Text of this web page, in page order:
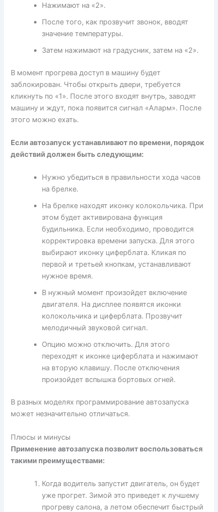
Нажимают на «2».
После того, как прозвучит звонок, вводят
значение температуры.
Затем нажимают на градусник, затем на «2».
В момент прогрева доступ в машину будет
заблокирован. Чтобы открыть двери, требуется
кликнуть по «1». После этого входят внутрь, заводят
машину и ждут, пока появится сигнал «Аларм». После
этого можно ехать.
Если автозапуск устанавливают по времени, порядок
действий должен быть следующим:
Нужно убедиться в правильности хода часов
на брелке.
На брелке находят иконку колокольчика. При
этом будет активирована функция
будильника. Если необходимо, проводится
корректировка времени запуска. Для этого
выбирают иконку циферблата. Кликая по
первой и третьей кнопкам, устанавливают
нужное время.
В нужный момент произойдет включение
двигателя. На дисплее появятся иконки
колокольчика и циферблата. Прозвучит
мелодичный звуковой сигнал.
Опцию можно отключить. Для этого
переходят к иконке циферблата и нажимают
на вторую клавишу. После отключения
произойдет вспышка бортовых огней.
В разных моделях программирование автозапуска
может незначительно отличаться.
Плюсы и минусы
Применение автозапуска позволит воспользоваться
такими преимуществами:
Когда водитель запустит двигатель, он будет
уже прогрет. Зимой это приведет к лучшему
прогреву салона, а летом обеспечит быстрый